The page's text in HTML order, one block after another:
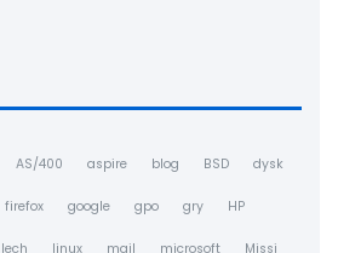
AS/400 aspire blog BSD dysk
firefox google gpo gry HP
lech linux mail microsoft Missi